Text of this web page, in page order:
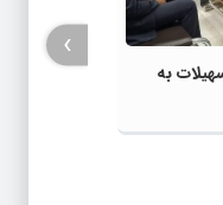
تسهیلات به
›